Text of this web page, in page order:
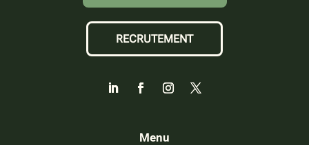
RECRUTEMENT
Menu